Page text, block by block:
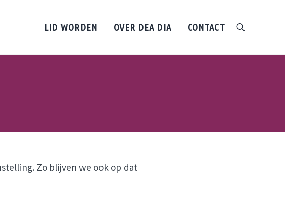
Delft
LID WORDEN OVER DEA DIA CONTACT search
Zo blijven we ook op dat